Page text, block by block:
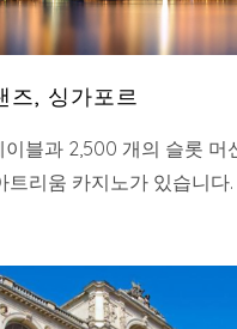
즈, 싱가포르
블과 2,500 개의 슬롯 머
트리움 카지노가 있습니다.